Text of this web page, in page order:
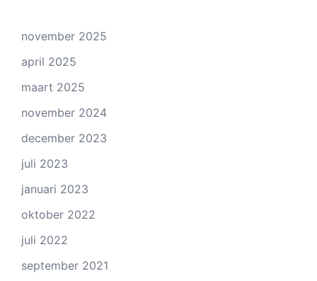
november 2025
april 2025
maart 2025
november 2024
december 2023
juli 2023
januari 2023
oktober 2022
juli 2022
september 2021